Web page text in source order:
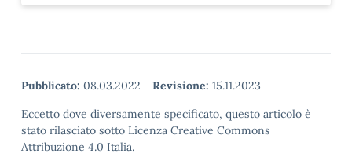
Pubblicato: 08.03.2022 - Revisione: 15.11.2023
Eccetto dove diversamente specificato, questo articolo è
stato rilasciato sotto Licenza Creative Commons
Attribuzione 4.0 Italia.